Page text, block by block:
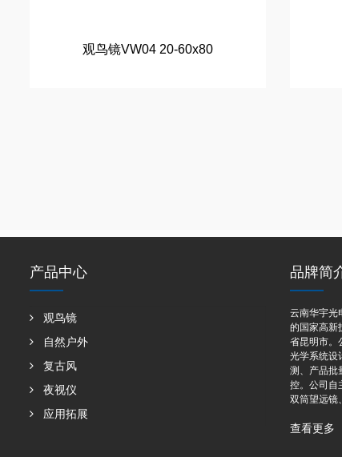
观鸟镜VW04 20-60x80
产品中心
观鸟镜
自然户外
复古风
夜视仪
应用拓展
品牌简
云南华宇光
的国家高新
省昆明市。
光学系统设
测、产品批
控。公司自
双筒望远镜
查看更多